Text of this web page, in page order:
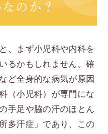
のか？
、まず小児科や内科を
るかもしれません。確
ど全身的な病気が原因
（小児科）が専門にな
手足や脇の汗のほとん
多汗症」であり、この